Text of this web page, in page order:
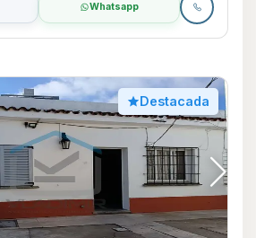
Whatsapp
Destacada